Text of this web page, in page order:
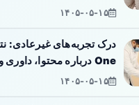
۱۴۰۵-۰۵-۱۵
One درباره محتوا، داوری و پیامدهای روانی
۱۴۰۵-۰۵-۱۵